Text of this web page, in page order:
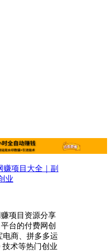
赚项目资源分享
台的付费网创
电商、拼多多运
技术等热门创业